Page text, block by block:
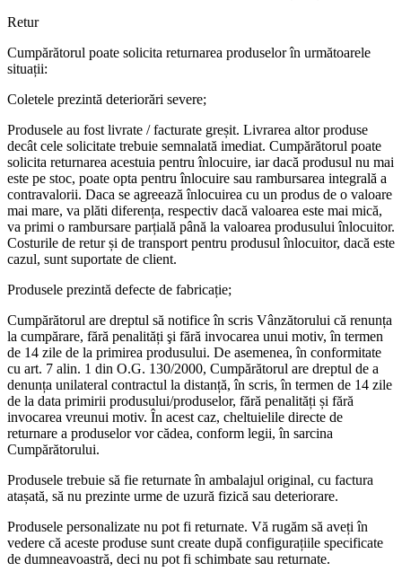
Retur
Cumpărătorul poate solicita returnarea produselor în următoarele
situații:
Coletele prezintă deteriorări severe;
Produsele au fost livrate / facturate greșit. Livrarea altor produse
decât cele solicitate trebuie semnalată imediat. Cumpărătorul poate
solicita returnarea acestuia pentru înlocuire, iar dacă produsul nu mai
este pe stoc, poate opta pentru înlocuire sau rambursarea integrală a
contravalorii. Daca se agreează înlocuirea cu un produs de o valoare
mai mare, va plăti diferența, respectiv dacă valoarea este mai mică,
va primi o rambursare parțială până la valoarea produsului înlocuitor.
Costurile de retur și de transport pentru produsul înlocuitor, dacă este
cazul, sunt suportate de client.
Produsele prezintă defecte de fabricație;
Cumpărătorul are dreptul să notifice în scris Vânzătorului că renunța
la cumpărare, fără penalități şi fără invocarea unui motiv, în termen
de 14 zile de la primirea produsului. De asemenea, în conformitate
cu art. 7 alin. 1 din O.G. 130/2000, Cumpărătorul are dreptul de a
denunța unilateral contractul la distanță, în scris, în termen de 14 zile
de la data primirii produsului/produselor, fără penalități și fără
invocarea vreunui motiv. În acest caz, cheltuielile directe de
returnare a produselor vor cădea, conform legii, în sarcina
Cumpărătorului.
Produsele trebuie să fie returnate în ambalajul original, cu factura
atașată, să nu prezinte urme de uzură fizică sau deteriorare.
Produsele personalizate nu pot fi returnate. Vă rugăm să aveți în
vedere că aceste produse sunt create după configurațiile specificate
de dumneavoastră, deci nu pot fi schimbate sau returnate.